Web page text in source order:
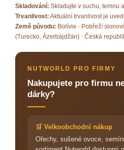
Skladování: Skladujte v suchu, temnu
Trvanlivost: Aktuální trvanlivost je
Země původu: Bolívie · Pobřeží
(Turecko, Ázerbájdžán) · Česká
NUTWORLD PRO FIRMY
Nakupujete pro firmu
dárky?
🛒 Velkoobchodní nákup
Ořechy, sušené ovoce,